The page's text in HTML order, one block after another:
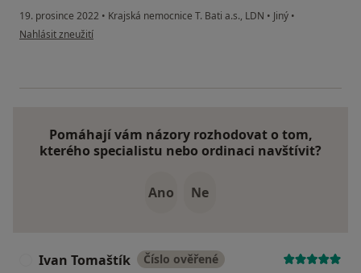
19. prosince 2022 • Krajská nemocnice T. Bati a.s., LDN • Jiný •
podle názoru uživatele Danny Smiřický
Nahlásit zneužití
Pomáhají vám názory rozhodovat o tom,
kterého specialistu nebo ordinaci navštívit?
Ano Ne
Ivan Tomaštík Číslo ověřené